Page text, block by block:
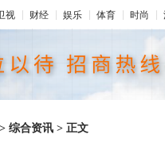
视 财经 娱乐 体育 时尚
> 综合资讯 > 正文